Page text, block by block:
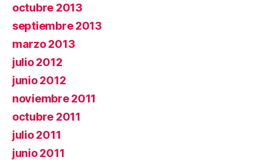
octubre 2013
septiembre 2013
marzo 2013
julio 2012
junio 2012
noviembre 2011
octubre 2011
julio 2011
junio 2011